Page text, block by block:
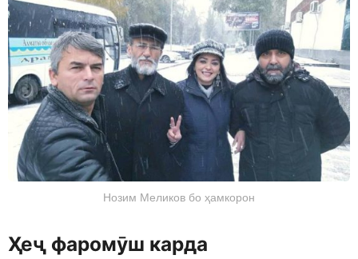
Нозим Меликов бо ҳамкорон
Ҳеҷ фаромӯш карда